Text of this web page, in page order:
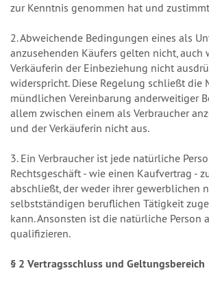
zur Kenntnis genommen hat und
2. Abweichende Bedingungen eines als
anzusehenden Käufers gelten nicht, auch
Verkäuferin der Einbeziehung nicht
widerspricht. Diese Regelung schließt die
mündlichen Vereinbarung anderweitiger
allem zwischen einem als Verbraucher
und der Verkäuferin nicht aus.
3. Ein Verbraucher ist jede natürliche
Rechtsgeschäft - wie einen Kaufvertrag -
abschließt, der weder ihrer gewerblichen
selbstständigen beruflichen Tätigkeit
kann. Ansonsten ist die natürliche Person
qualifizieren.
§ 2 Vertragsschluss und Geltungsbereich